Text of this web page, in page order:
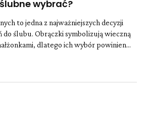
wybrać?
to jedna z najważniejszych decyzji
ślubu. Obrączki symbolizują wieczną
dlatego ich wybór powinien...